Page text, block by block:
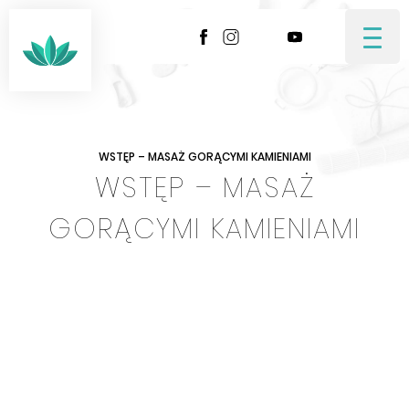
do
treści
WSTĘP – MASAŻ GORĄCYMI KAMIENIAMI
WSTĘP – MASAŻ
GORĄCYMI KAMIENIAMI